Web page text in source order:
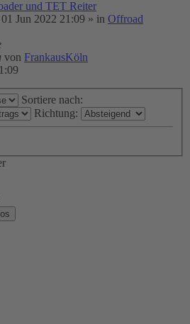
und TET Reiter
01 Jun 2022 21:09 » in Offroad
von FrankausKöln
Sortiere nach:
Richtung: